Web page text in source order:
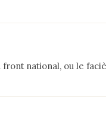
front national, ou le